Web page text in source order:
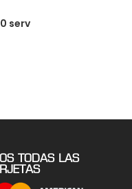
serv
TODAS LAS